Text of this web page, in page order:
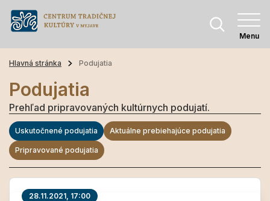
Menu
Hlavná stránka Podujatia
Podujatia
Prehľad pripravovaných kultúrnych podujatí.
Uskutočnené podujatia Aktuálne prebiehajúce podujatia
Pripravované podujatia
28.11.2021, 17:00